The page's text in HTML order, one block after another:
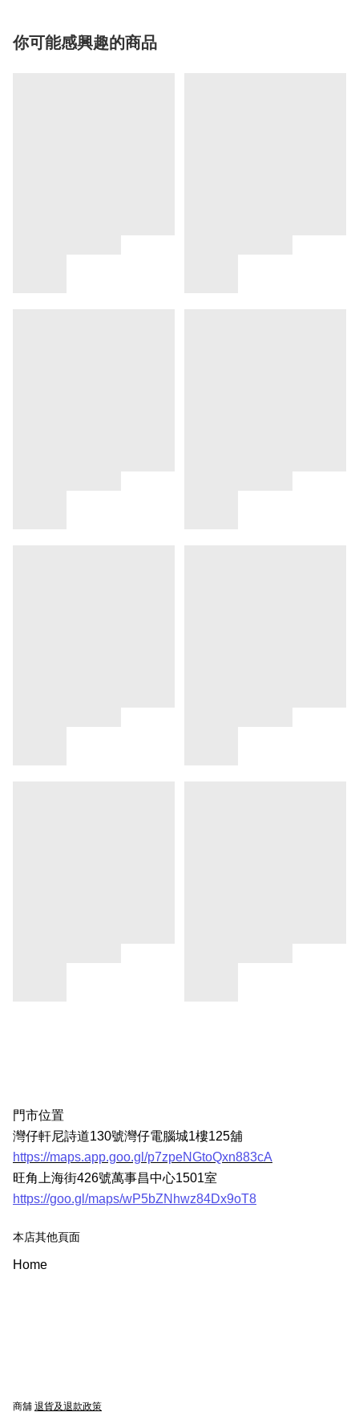
你可能感興趣的商品
門市位置
灣仔軒尼詩道130號灣仔電腦城1樓125舖
https://maps.app.goo.gl/p7zpeNGtoQxn883cA
旺角上海街426號萬事昌中心1501室
https://goo.gl/maps/wP5bZNhwz84Dx9oT8
本店其他頁面
Home
商舖 退貨及退款政策